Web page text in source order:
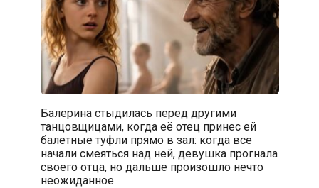
Балерина стыдилась перед другими
танцовщицами, когда её отец принес ей
балетные туфли прямо в зал: когда все
начали смеяться над ней, девушка прогнала
своего отца, но дальше произошло нечто
неожиданное